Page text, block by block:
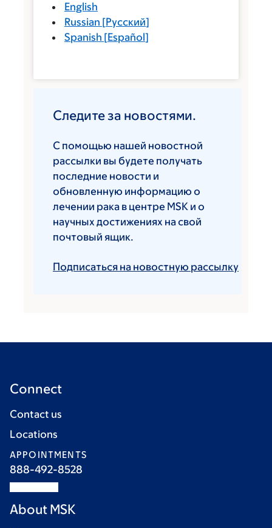
English
Russian [Русский]
Spanish [Español]
Следите за новостями.
С помощью нашей новостной
рассылки вы будете получать
последние новости и
обновленную информацию о
лечении рака в центре MSK и о
научных достижениях на свой
почтовый ящик.
Подписаться на новостную рассылку
Connect
Contact us
Locations
APPOINTMENTS
888-492-8528
About MSK